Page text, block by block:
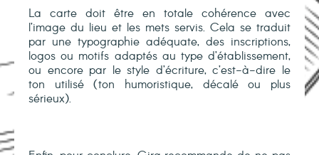
La carte doit être en totale cohérence avec
l’image du lieu et les mets servis. Cela se traduit
par une typographie adéquate, des inscriptions,
logos ou motifs adaptés au type d’établissement,
ou encore par le style d’écriture, c’est-à-dire le
ton utilisé (ton humoristique, décalé ou plus
sérieux).